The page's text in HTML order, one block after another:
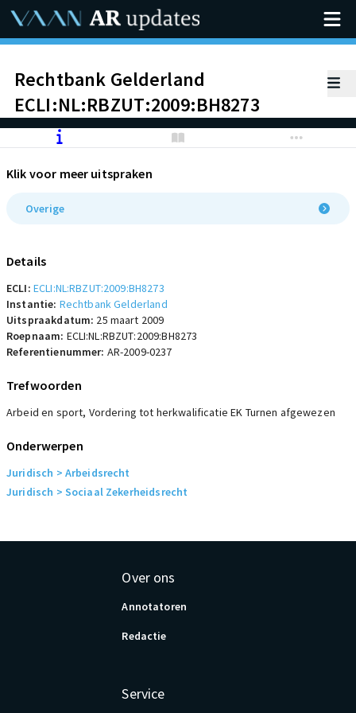
Rechtbank Gelderland
ECLI:NL:RBZUT:2009:BH8273
Klik voor meer uitspraken
Overige
Details
ECLI: ECLI:NL:RBZUT:2009:BH8273
Instantie: Rechtbank Gelderland
Uitspraakdatum: 25 maart 2009
Roepnaam: ECLI:NL:RBZUT:2009:BH8273
Referentienummer: AR-2009-0237
Trefwoorden
Arbeid en sport, Vordering tot herkwalificatie EK Turnen afgewezen
Onderwerpen
Juridisch > Arbeidsrecht
Juridisch > Sociaal Zekerheidsrecht
Over ons
Annotatoren
Redactie
Service